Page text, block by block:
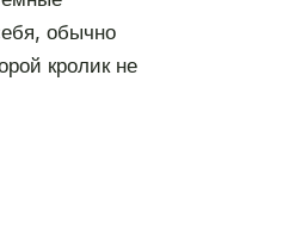
обычно
кролик не